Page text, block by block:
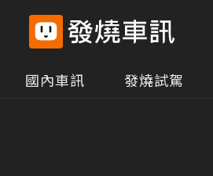
國內車訊 發燒試駕